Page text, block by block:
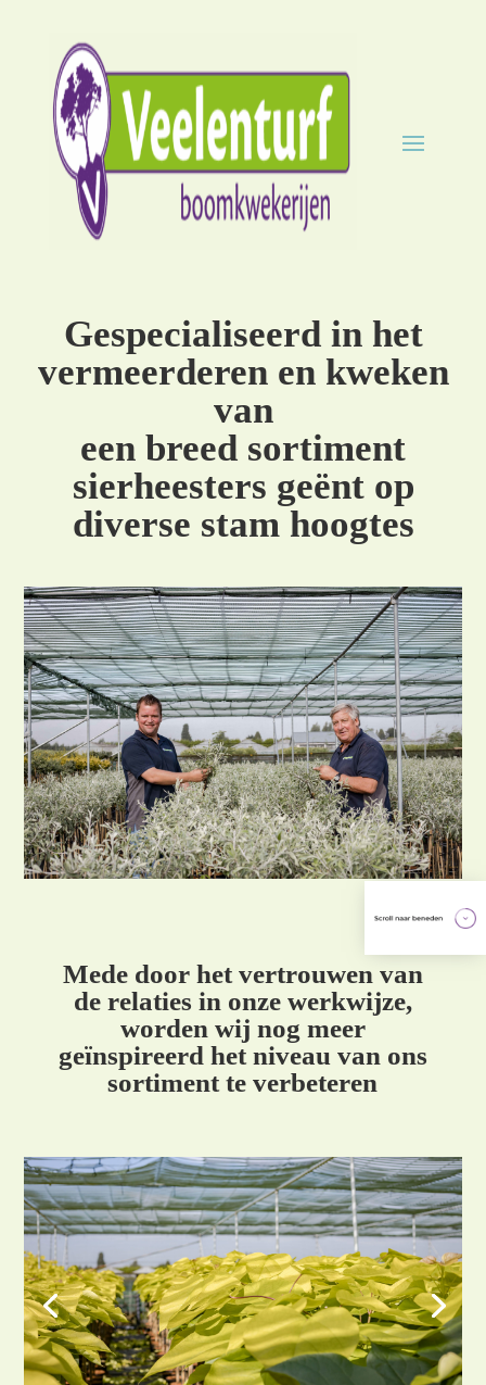
Gespecialiseerd in het
vermeerderen en kweken
van
een breed sortiment
sierheesters geënt op
diverse stam hoogtes
Mede door het vertrouwen van
de relaties in onze werkwijze,
worden wij nog meer
geïnspireerd het niveau van ons
sortiment te verbeteren